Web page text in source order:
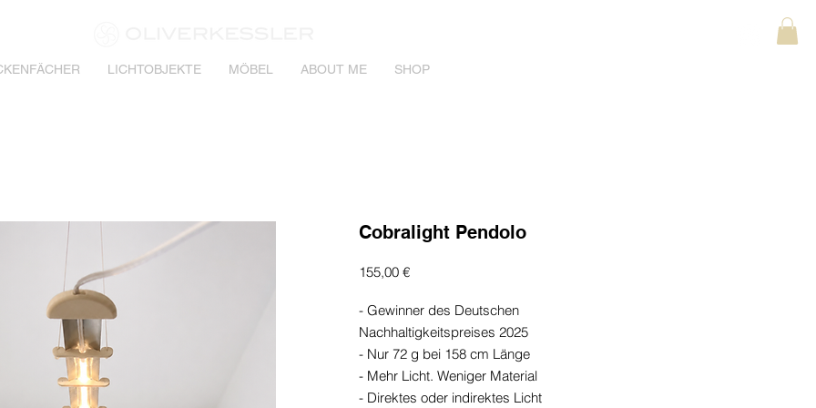
LICHTOBJEKTE MÖBEL ABOUT ME SHOP
Cobralight Pendolo
155,00 €Preis
- Gewinner des Deutschen
Nachhaltigkeitspreises 2025
- Nur 72 g bei 158 cm Länge
- Mehr Licht. Weniger Material
- Direktes oder indirektes Licht